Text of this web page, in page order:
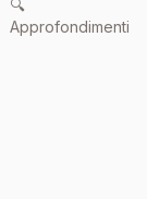
🔍
Approfondimenti